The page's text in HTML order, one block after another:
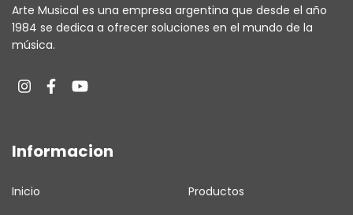
Arte Musical es una empresa argentina que desde el año
1984 se dedica a ofrecer soluciones en el mundo de la
música.
Informacion
Inicio Productos